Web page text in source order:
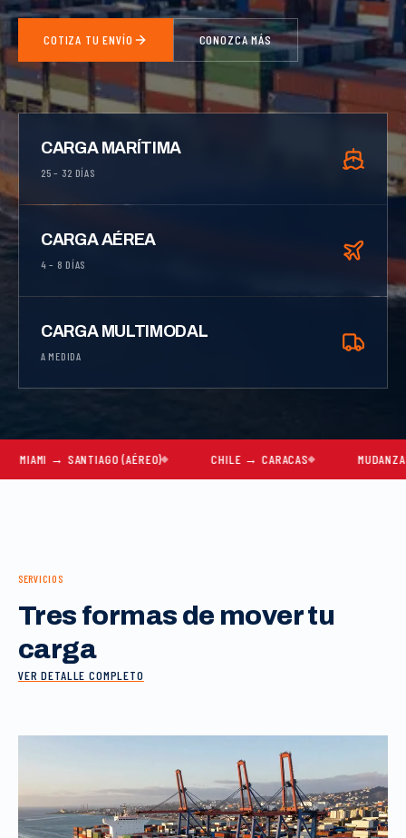
COTIZA TU ENVÍO CONOZCA MÁS
CARGA MARÍTIMA
25 – 32 DÍAS
CARGA AÉREA
4 – 8 DÍAS
CARGA MULTIMODAL
A MEDIDA
→ SANTIAGO (AÉREO) CHILE → CARACAS MUDANZAS
SERVICIOS
Tres formas de mover tu
carga
VER DETALLE COMPLETO